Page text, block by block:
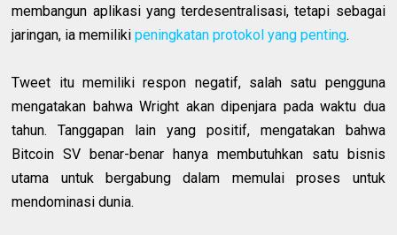
membangun aplikasi yang terdesentralisasi, tetapi sebagai
jaringan, ia memilikipeningkatan protokol yang penting.
Tweet itu memiliki respon negatif, salah satu pengguna
mengatakan bahwa Wright akan dipenjara pada waktu dua
tahun. Tanggapan lain yang positif, mengatakan bahwa
Bitcoin SV benar-benar hanya membutuhkan satu bisnis
utama untuk bergabung dalam memulai proses untuk
mendominasi dunia.